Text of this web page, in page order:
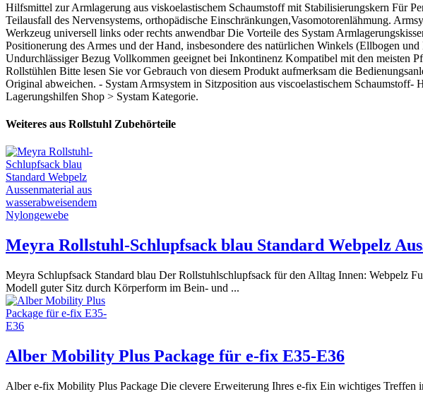
Hilfsmittel zur Armlagerung aus viskoelastischem Schaumstoff mit Stabilisierungskern Für
Teilausfall des Nervensystems, orthopädische Einschränkungen,Vasomotorenlähmung.
Werkzeug universell links oder rechts anwendbar Die Vorteile des Systam
Positionerung des Armes und der Hand, insbesondere des natürlichen Winkels (Ellbogen
Undurchlässiger Bezug Vollkommen geeignet bei Inkontinenz Kompatibel mit den meisten
Rollstühlen Bitte lesen Sie vor Gebrauch von diesem Produkt aufmerksam die
Original abweichen. - Systam Armsystem in Sitzposition aus viscoelastischem
Lagerungshilfen Shop > Systam Kategorie.
Weiteres aus Rollstuhl Zubehörteile
Meyra Rollstuhl-Schlupfsack blau Standard Webpelz
Meyra Schlupfsack Standard blau Der Rollstuhlschlupfsack für den Alltag Innen: Webpelz
Modell guter Sitz durch Körperform im Bein- und ...
Alber Mobility Plus Package für e-fix E35-E36
Alber e-fix Mobility Plus Package Die clevere Erweiterung Ihres e-fix Ein wichtiges Treffen